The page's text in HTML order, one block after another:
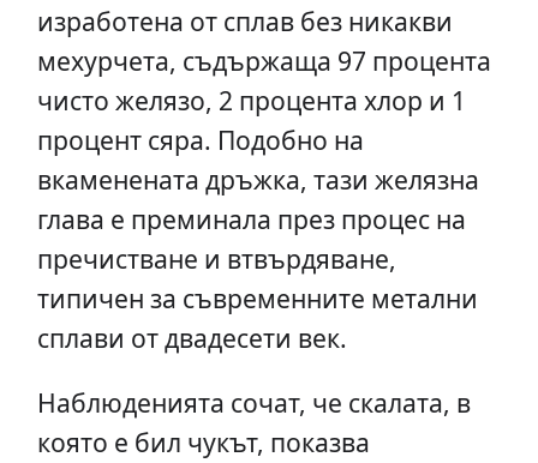
изработена от сплав без никакви
мехурчета, съдържаща 97 процента
чисто желязо, 2 процента хлор и 1
процент сяра. Подобно на
вкаменената дръжка, тази желязна
глава е преминала през процес на
пречистване и втвърдяване,
типичен за съвременните метални
сплави от двадесети век.
Наблюденията сочат, че скалата, в
която е бил чукът, показва